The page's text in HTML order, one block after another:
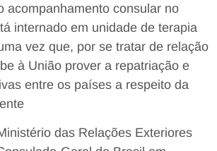
acompanhamento consular no
internado em unidade de terapia
vez que, por se tratar de relação
à União prover a repatriação e
entre os países a respeito da
das Relações Exteriores